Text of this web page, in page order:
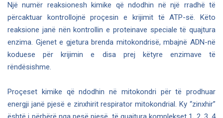
Një numër reaksionesh kimike që ndodhin në një rradhë të
përcaktuar kontrollojnë proçesin e krijimit të ATP-së. Këto
reaksione janë nën kontrollin e proteinave speciale të quajtura
enzima. Gjenet e gjetura brenda mitokondrisë, mbajnë ADN-në
koduese për krijimin e disa prej këtyre enzimave të
rëndësishme.
Proçeset kimike që ndodhin në mitokondri për të prodhuar
energji janë pjesë e zinxhirit respirator mitokondrial. Ky “zinxhir”